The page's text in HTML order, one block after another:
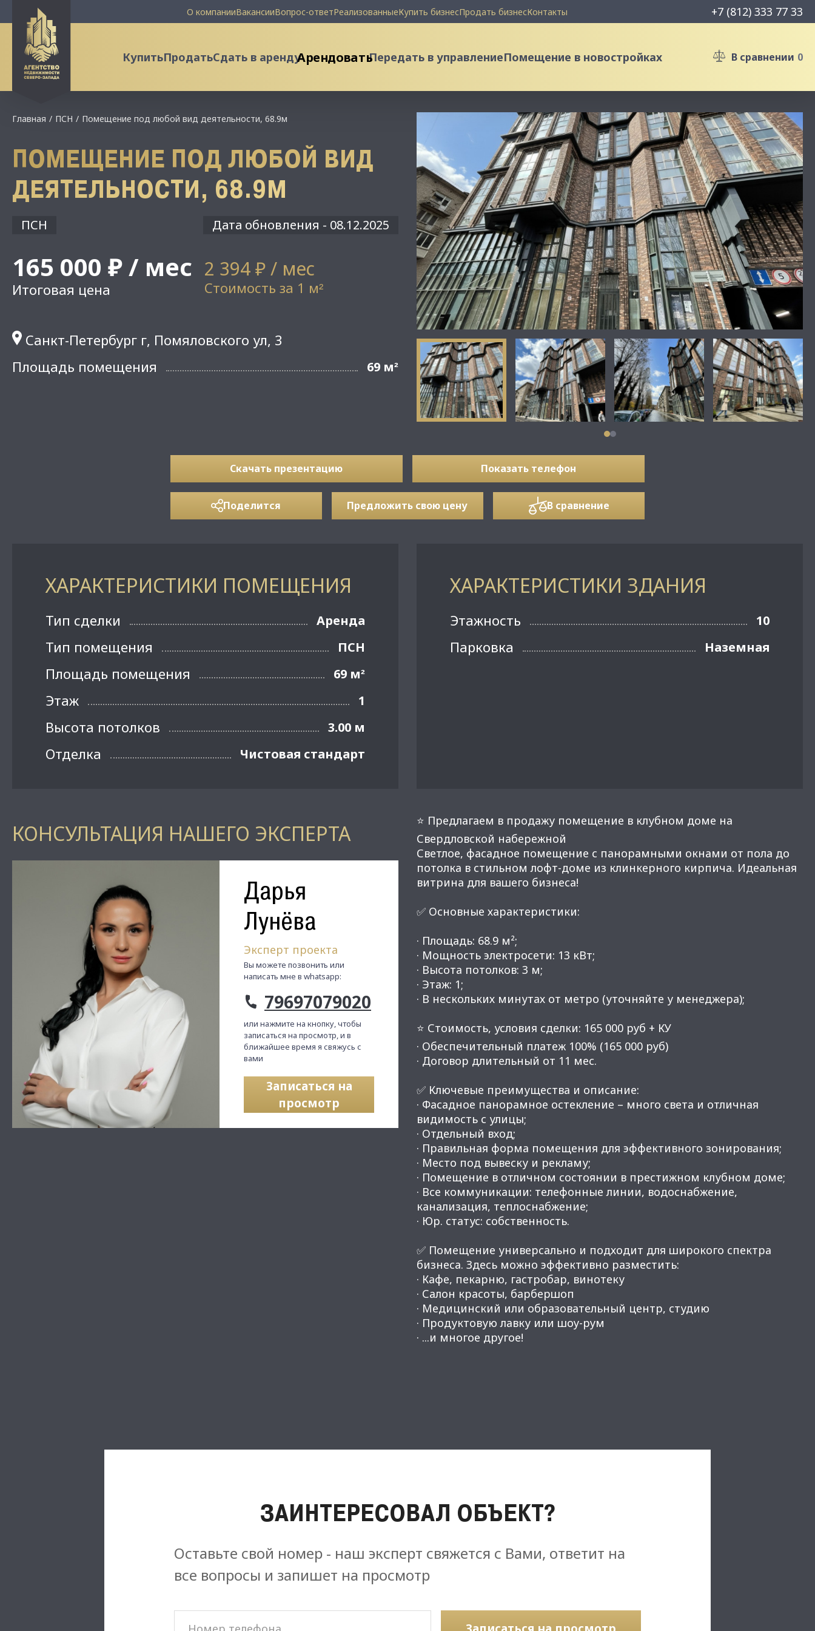
О компанииВакансииВопрос-ответРеализованныеКупить бизнесПродать бизнесКонтакты +7 (812) 333 77 33
КупитьПродатьСдать в арендуАрендоватьПередать в управлениеПомещение в новостройках В сравнении 0
Главная ПСН Помещение под любой вид деятельности, 68.9м
ПОМЕЩЕНИЕ ПОД ЛЮБОЙ ВИД
ДЕЯТЕЛЬНОСТИ, 68.9М
ПСН Дата обновления - 08.12.2025
165 000 ₽ / мес
Итоговая цена
2 394 ₽ / мес
Стоимость за 1 м²
Санкт-Петербург г, Помяловского ул, 3
Площадь помещения
69 м²
Скачать презентацию Показать телефон
Поделится Предложить свою цену В сравнение
ХАРАКТЕРИСТИКИ ПОМЕЩЕНИЯ
Тип сделки Аренда
Тип помещения ПСН
Площадь помещения 69 м²
Этаж 1
Высота потолков 3.00 м
Отделка Чистовая стандарт
ХАРАКТЕРИСТИКИ ЗДАНИЯ
Этажность 10
Парковка Наземная
КОНСУЛЬТАЦИЯ НАШЕГО ЭКСПЕРТА
Дарья
Лунёва
Эксперт проекта
Вы можете позвонить или
написать мне в whatsapp:
79697079020
или нажмите на кнопку, чтобы
записаться на просмотр, и в
ближайшее время я свяжусь с
вами
Записаться на
просмотр
⭐ Предлагаем в продажу помещение в клубном доме на
Свердловской набережной
Светлое, фасадное помещение с панорамными окнами от пола до
потолка в стильном лофт-доме из клинкерного кирпича. Идеальная
витрина для вашего бизнеса!
✅ Основные характеристики:
· Площадь: 68.9 м²;
· Мощность электросети: 13 кВт;
· Высота потолков: 3 м;
· Этаж: 1;
· В нескольких минутах от метро (уточняйте у менеджера);
⭐ Стоимость, условия сделки: 165 000 руб + КУ
· Обеспечительный платеж 100% (165 000 руб)
· Договор длительный от 11 мес.
✅ Ключевые преимущества и описание:
· Фасадное панорамное остекление – много света и отличная
видимость с улицы;
· Отдельный вход;
· Правильная форма помещения для эффективного зонирования;
· Место под вывеску и рекламу;
· Помещение в отличном состоянии в престижном клубном доме;
· Все коммуникации: телефонные линии, водоснабжение,
канализация, теплоснабжение;
· Юр. статус: собственность.
✅ Помещение универсально и подходит для широкого спектра
бизнеса. Здесь можно эффективно разместить:
· Кафе, пекарню, гастробар, винотеку
· Салон красоты, барбершоп
· Медицинский или образовательный центр, студию
· Продуктовую лавку или шоу-рум
· ...и многое другое!
ЗАИНТЕРЕСОВАЛ ОБЪЕКТ?
Оставьте свой номер - наш эксперт свяжется с Вами, ответит на
все вопросы и запишет на просмотр